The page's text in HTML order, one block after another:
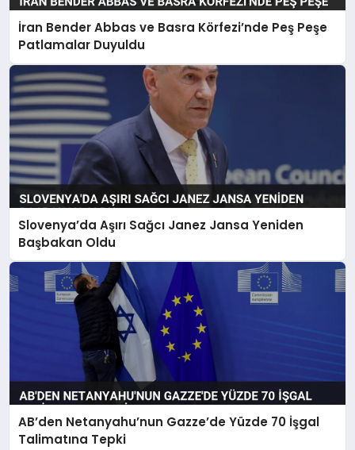
İran Bender Abbas ve Basra Körfezi’nde Peş Peşe
Patlamalar Duyuldu
Slovenya’da Aşırı Sağcı Janez Jansa Yeniden
Başbakan Oldu
AB’den Netanyahu’nun Gazze’de Yüzde 70 İşgal
Talimatına Tepki